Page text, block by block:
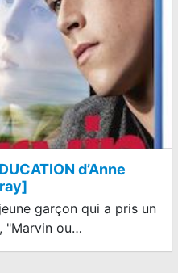
d’Anne
garçon qui a pris un
"Marvin ou…